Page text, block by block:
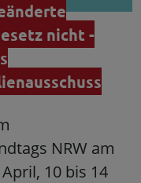
nicht -
NRW am
10 bis 14